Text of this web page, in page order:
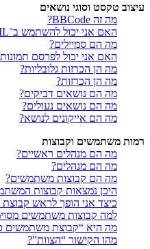
עיצוב טקסט וסוגי נושאים
מה זה BBCode?
האם אני יכול להשתמש ב־HTML?
מה הם סמיילים?
האם אני יכול לפרסם
מה הן הכרזות גלובליות?
מה הן הכרזות?
מה הם נושאים דביקים?
מה הם נושאים נעולים?
מה הם אייקונים לנושא?
רמות משתמשים וקבוצות
מה הם מנהלים ראשיים?
מה הם מנהלים?
מה הם קבוצות משתמשים?
היכן נמצאות קבוצות
כיצד אני הופך לראש
למה קבוצות משתמשים
מה היא “קבוצת משתמשים
מהו הקישור “הצוות”?